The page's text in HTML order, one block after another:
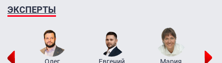
ЭКСПЕРТЫ
Олег
Евгений
Мария